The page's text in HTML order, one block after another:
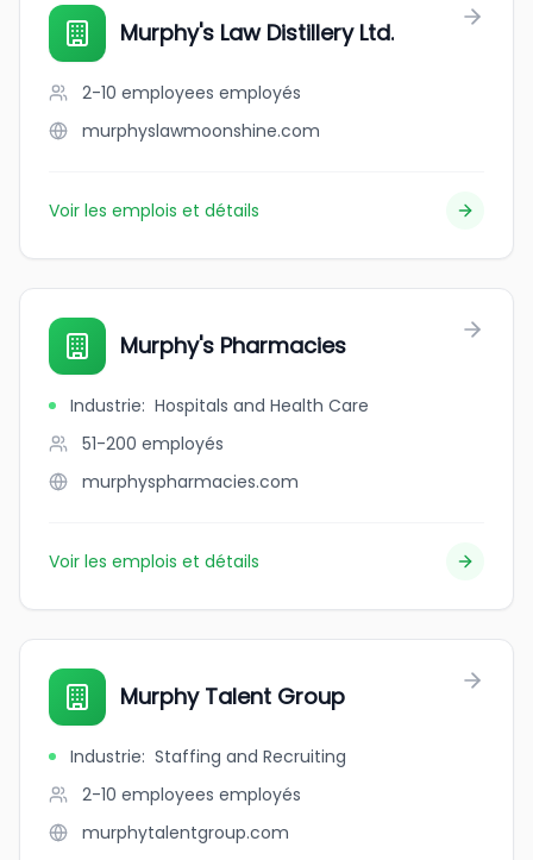
Murphy's Law Distillery Ltd.
2-10 employees employés
murphyslawmoonshine.com
Voir les emplois et détails
Murphy's Pharmacies
Industrie: Hospitals and Health Care
51-200 employés
murphyspharmacies.com
Voir les emplois et détails
Murphy Talent Group
Industrie: Staffing and Recruiting
2-10 employees employés
murphytalentgroup.com